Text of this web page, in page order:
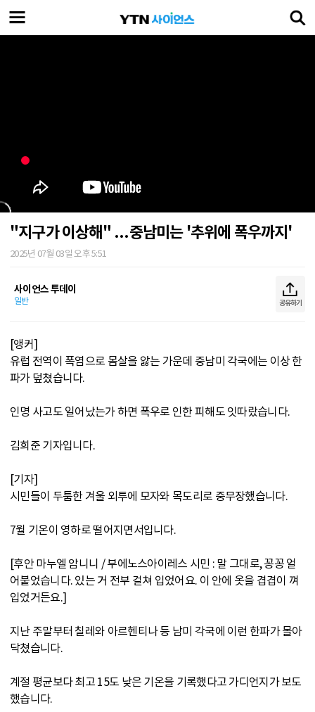
"지구가 이상해" ...중남미는 '추위에 폭우까지'
2025년 07월 03일 오후 5:51
사이언스 투데이
일반 공유하기
[앵커]
유럽 전역이 폭염으로 몸살을 앓는 가운데 중남미 각국에는 이상 한
파가 덮쳤습니다.
인명 사고도 일어났는가 하면 폭우로 인한 피해도 잇따랐습니다.
김희준 기자입니다.
[기자]
시민들이 두툼한 겨울 외투에 모자와 목도리로 중무장했습니다.
7월 기온이 영하로 떨어지면서입니다.
[후안 마누엘 암니니 / 부에노스아이레스 시민 : 말 그대로, 꽁꽁 얼
어붙었습니다. 있는 거 전부 걸쳐 입었어요. 이 안에 옷을 겹겹이 껴
입었거든요.]
지난 주말부터 칠레와 아르헨티나 등 남미 각국에 이런 한파가 몰아
닥쳤습니다.
계절 평균보다 최고 15도 낮은 기온을 기록했다고 가디언지가 보도
했습니다.